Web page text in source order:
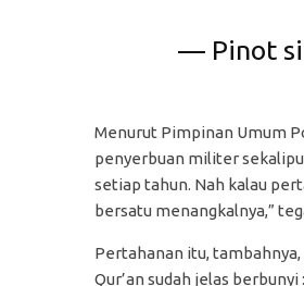
— Pinot
Menurut Pimpinan Umum
penyerbuan militer
setiap tahun. Nah kalau
bersatu menangkalnya,”
Pertahanan itu,
Qur’an sudah jelas